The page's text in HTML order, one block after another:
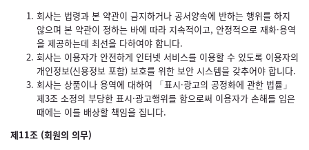
회사는 법령과 본 약관이 금지하거나 공서양속에 반하는 행위를 하지
않으며 본 약관이 정하는 바에 따라 지속적이고, 안정적으로 재화·용역
을 제공하는데 최선을 다하여야 합니다.
회사는 이용자가 안전하게 인터넷 서비스를 이용할 수 있도록 이용자의
개인정보(신용정보 포함) 보호를 위한 보안 시스템을 갖추어야 합니다.
회사는 상품이나 용역에 대하여 「표시·광고의 공정화에 관한 법률」
제3조 소정의 부당한 표시·광고행위를 함으로써 이용자가 손해를 입은
때에는 이를 배상할 책임을 집니다.
제11조 (회원의 의무)